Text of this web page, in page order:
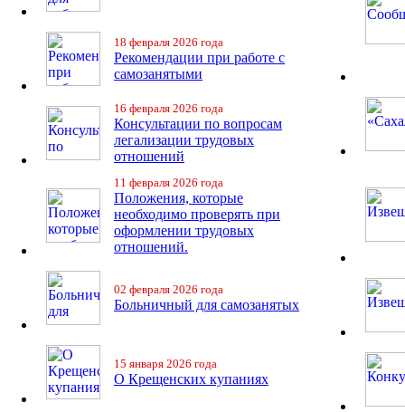
18 февраля 2026 года
Рекомендации при работе с
самозанятыми
16 февраля 2026 года
Консультации по вопросам
легализации трудовых
отношений
11 февраля 2026 года
Положения, которые
необходимо проверять при
оформлении трудовых
отношений.
02 февраля 2026 года
Больничный для самозанятых
15 января 2026 года
О Крещенских купаниях